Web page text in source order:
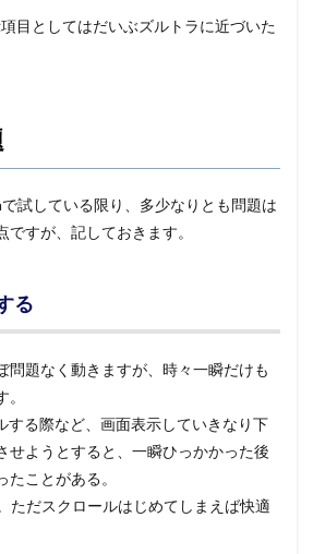
目としてはだいぶズルトラに近づいた
試している限り、多少なりとも問題は
すが、記しておきます。
る
問題なく動きますが、時々一瞬だけも
する際など、画面表示していきなり下
せようとすると、一瞬ひっかかった後
たことがある。
ただスクロールはじめてしまえば快適